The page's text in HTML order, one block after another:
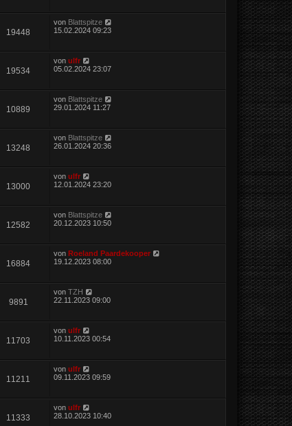
19448
von Blattspitze
15.02.2024 09:23
19534
von ulfr
05.02.2024 23:07
10889
von Blattspitze
29.01.2024 11:27
13248
von Blattspitze
26.01.2024 20:36
13000
von ulfr
12.01.2024 23:20
12582
von Blattspitze
20.12.2023 10:50
16884
von Roeland Paardekooper
19.12.2023 08:00
9891
von TZH
22.11.2023 09:00
11703
von ulfr
10.11.2023 00:54
11211
von ulfr
09.11.2023 09:59
11333
von ulfr
28.10.2023 10:40